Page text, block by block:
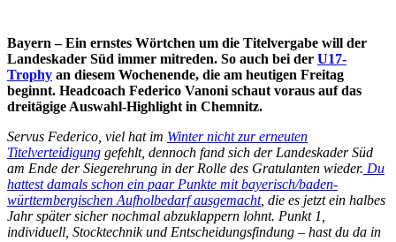
Bayern – Ein ernstes Wörtchen um die Titelvergabe will der
Landeskader Süd immer mitreden. So auch bei der U17-
Trophy an diesem Wochenende, die am heutigen Freitag
beginnt. Headcoach Federico Vanoni schaut voraus auf das
dreitägige Auswahl-Highlight in Chemnitz.
Servus Federico, viel hat im Winter nicht zur erneuten
Titelverteidigung gefehlt, dennoch fand sich der Landeskader Süd
am Ende der Siegerehrung in der Rolle des Gratulanten wieder. Du
hattest damals schon ein paar Punkte mit bayerisch/baden-
württembergischen Aufholbedarf ausgemacht, die es jetzt ein halbes
Jahr später sicher nochmal abzuklappern lohnt. Punkt 1,
individuell, Stocktechnik und Entscheidungsfindung – hast du da in